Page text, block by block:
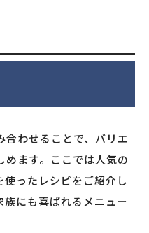
合わせることで、バリエ
めます。ここでは人気の
ったレシピをご紹介し
にも喜ばれるメニュー